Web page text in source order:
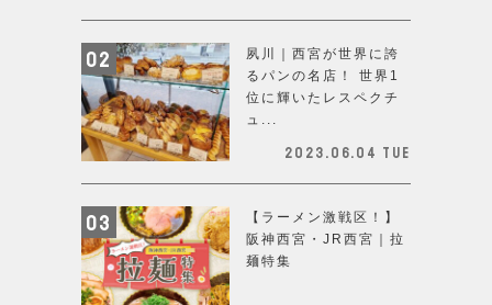
夙川｜西宮が世界に誇
るパンの名店！ 世界1
位に輝いたレスペクチ
ュ...
2023.06.04 Tue
【ラーメン激戦区！】
阪神西宮・JR西宮｜拉
麺特集